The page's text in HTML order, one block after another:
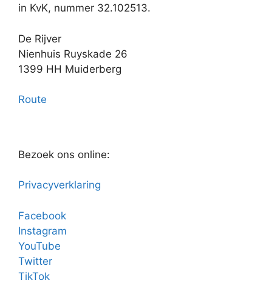
in KvK, nummer 32.102513.
De Rijver
Nienhuis Ruyskade 26
1399 HH Muiderberg
Route
Bezoek ons online:
Privacyverklaring
Facebook
Instagram
YouTube
Twitter
TikTok